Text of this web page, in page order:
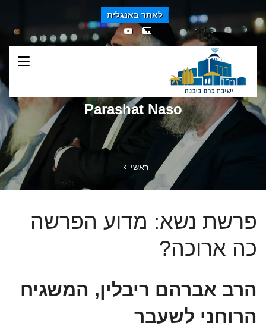
לאתר באנגלית
Parashat Naso
ראשי
פרשת נשא: מדוע הפרשה
כה ארוכה?
הרב אברהם ריבלין, המשגיח
הרוחני לשעבר